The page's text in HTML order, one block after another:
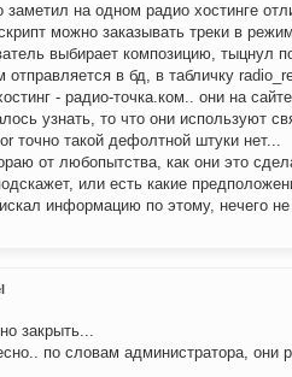
заметил на одном радио хостинге
можно заказывать треки в
выбирает композицию, тыцнул
в бд, в табличку
- радио-точка.ком.. они на
узнать, то что они используют
точно такой дефолтной штуки нет...
от любопытства, как они это
или есть какие
информацию по этому, нечего
закрыть...
по словам администратора, они